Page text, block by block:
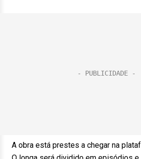
A obra está prestes a chegar na